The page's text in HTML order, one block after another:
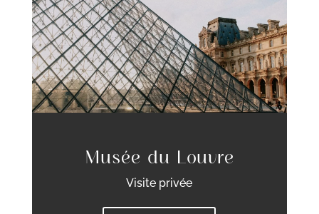
Musée du Louvre
Visite privée